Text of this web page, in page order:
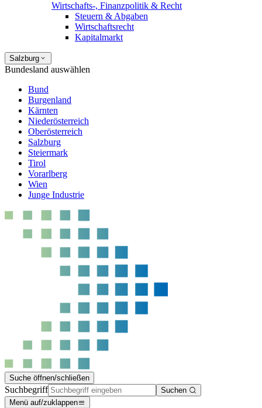
Wirtschafts-, Finanzpolitik & Recht
Steuern & Abgaben
Wirtschaftsrecht
Kapitalmarkt
Salzburg
Bundesland auswählen
Bund
Burgenland
Kärnten
Niederösterreich
Oberösterreich
Salzburg
Steiermark
Tirol
Vorarlberg
Wien
Junge Industrie
Suche öffnen/schließen
Suchbegriff
Suchen
Menü auf/zuklappen